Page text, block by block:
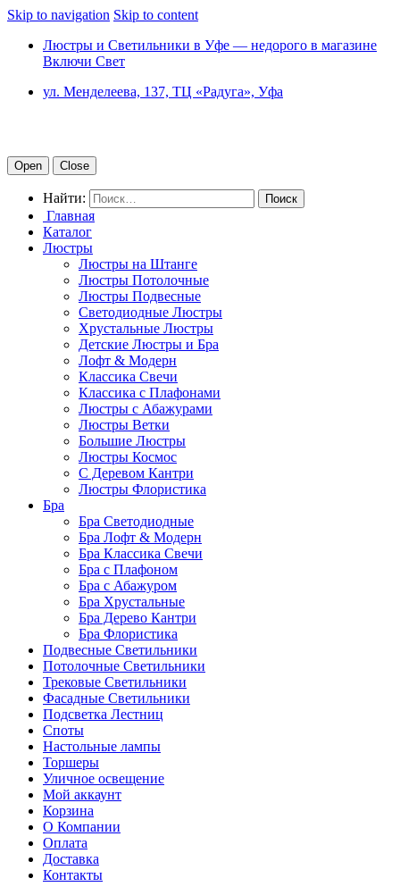
Skip to navigation Skip to content
Люстры и Светильники в Уфе — недорого в магазине
Включи Свет
ул. Менделеева, 137, ТЦ «Радуга», Уфа
Open Close
Найти:
Главная
Каталог
Люстры
Люстры на Штанге
Люстры Потолочные
Люстры Подвесные
Светодиодные Люстры
Хрустальные Люстры
Детские Люстры и Бра
Лофт & Модерн
Классика Свечи
Классика с Плафонами
Люстры с Абажурами
Люстры Ветки
Большие Люстры
Люстры Космос
С Деревом Кантри
Люстры Флористика
Бра
Бра Светодиодные
Бра Лофт & Модерн
Бра Классика Свечи
Бра с Плафоном
Бра с Абажуром
Бра Хрустальные
Бра Дерево Кантри
Бра Флористика
Подвесные Светильники
Потолочные Светильники
Трековые Светильники
Фасадные Светильники
Подсветка Лестниц
Споты
Настольные лампы
Торшеры
Уличное освещение
Мой аккаунт
Корзина
О Компании
Оплата
Доставка
Контакты